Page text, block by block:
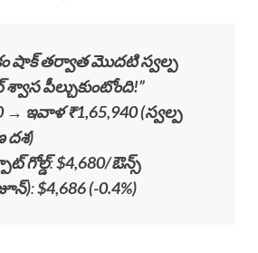
షాక్ తర్వాత మొదటి స్వల్ప
పీల్చుకుంటోంది!”
→ ఇవాళ ₹1,65,940 (స్వల్ప
దశ)
గోల్డ్:$4,680/ఔన్స్
:$4,686 (-0.4%)